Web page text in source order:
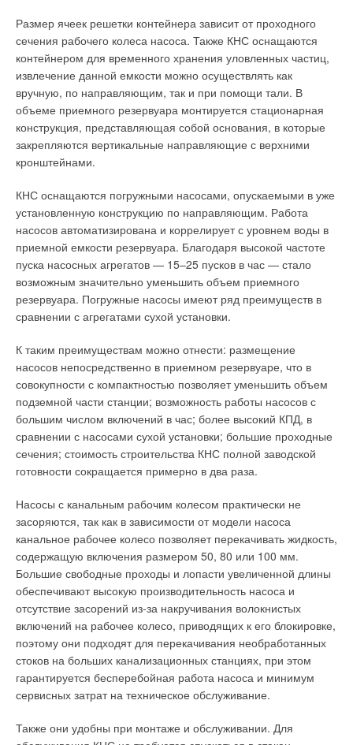
Размер ячеек решетки контейнера зависит от проходного
сечения рабочего колеса насоса. Также КНС оснащаются
контейнером для временного хранения уловленных частиц,
извлечение данной емкости можно осуществлять как
вручную, по направляющим, так и при помощи тали. В
объеме приемного резервуара монтируется стационарная
конструкция, представляющая собой основания, в которые
закрепляются вертикальные направляющие с верхними
кронштейнами.
КНС оснащаются погружными насосами, опускаемыми в уже
установленную конструкцию по направляющим. Работа
насосов автоматизирована и коррелирует с уровнем воды в
приемной емкости резервуара. Благодаря высокой частоте
пуска насосных агрегатов — 15–25 пусков в час — стало
возможным значительно уменьшить объем приемного
резервуара. Погружные насосы имеют ряд преимуществ в
сравнении с агрегатами сухой установки.
К таким преимуществам можно отнести: размещение
насосов непосредственно в приемном резервуаре, что в
совокупности с компактностью позволяет уменьшить объем
подземной части станции; возможность работы насосов с
большим числом включений в час; более высокий КПД, в
сравнении с насосами сухой установки; большие проходные
сечения; стоимость строительства КНС полной заводской
готовности сокращается примерно в два раза.
Насосы с канальным рабочим колесом практически не
засоряются, так как в зависимости от модели насоса
канальное рабочее колесо позволяет перекачивать жидкость,
содержащую включения размером 50, 80 или 100 мм.
Большие свободные проходы и лопасти увеличенной длины
обеспечивают высокую производительность насоса и
отсутствие засорений из-за накручивания волокнистых
включений на рабочее колесо, приводящих к его блокировке,
поэтому они подходят для перекачивания необработанных
стоков на больших канализационных станциях, при этом
гарантируется бесперебойная работа насоса и минимум
сервисных затрат на техническое обслуживание.
Также они удобны при монтаже и обслуживании. Для
трубопроводе зимой составляет около 125 °С, а летом — 80
°С. Температура в обратном трубопроводе — около 50 °С.
В общей сложности в системе ЦТ работает девять
подкачивающих насосных станций для обеспечения
необходимого перепада давлений у самых удаленных
потребителей, расположенных на расстоянии до 12 км от
АЭС «Безнау». Несмотря на высокую надежность атомной
станции, дополнительно обеспечивается защита
продуктов. Давление сетевого теплоносителя постоянно
поддерживается выше давления греющей среды (пара), то
есть сетевая вода в системе ЦТ имеет давление 1,6 МПа, в
то время как пар, отбираемый из турбин, имеет давление не
более 0,28 МПа.
Тепловые сети.Сегодня общая протяженность
магистральных и распределительных тепловых сетей около
350 мм. Магистральные теплопроводы составляют около 25
% общей протяженности (более 35 км). Все трубопроводы
тепловых сетей предизолированные пенополиуретаном
(ППУ) с системой оперативного дистанционного контроля
проложены бесканально (подземная прокладка), кроме
участков тепловых сетей, которые имеют воздушную
прокладку вдоль мостов при пересечении рек.
и гибкие трубы из нержавеющей стали в ППУ-изоляции (типа
«Касафлекс») одной из швейцарско-немецких фирм. Потери
тепловой энергии в магистральных тепловых сетях
составляют около 6 %, в распределительных сетях — от 6 до
12 %. Общие потери тепловой энергии при транспорте
теплоносителя составляют около 15 %.
Стоит отметить, что частные дома, в которых проживает одна
или две семьи, составляют основную часть всех
потребителей — около 75 %, что обуславливает такую
величину потерь тепловой энергии вследствие низкой
плотности тепловой нагрузки по отдельным территориям.
2500 м3. Нормативные утечки теплоносителя составляют от
износ тепловых сетей и оборудования из-за сокращения
разности температуры теплоносителя и наружного воздуха.
Так, расчетное тепловое удлинение труб с температурой
теплоносителя в 70 °C сократится на 43 %, что позволит
облегчить расчет и монтаж компенсаторов, а также
уменьшить их размеры.
При выработке теплоты для нужд теплоснабжения на ТЭЦ с
понижением температуры теплоносителя также увеличится
будет использовать пар с пониженными параметрами из
отборов турбин, а количество используемого отобранного
пара можно будет либо увеличить, либо эффективнее
использовать потенциал пара для выработки электрической
энергии.
Наряду со снижением тепловых потерь, износа
оборудования и повышения эффективности теплофикации,
стеклопакетов, могут сохранить комфортные условия в
помещениях. Чем ниже температура теплоносителя,
поступающего в отопительный прибор системы отопления,
тем больше становится площадь прибора.
По предварительным подсчетам, при понижении
температуры теплоносителя до 70 °C, площадь
отопительного прибора может увеличиться до двух раз [3],
теплоты внутри помещения и воспрепятствует
проникновению холодных потоков наружного воздуха за счет
инфильтрации. Также радиатор с пониженной температурой
теплоносителя, а значит и с более низкой температурой
поверхности, более удобен при эксплуатации.
Помимо вышеперечисленных достоинств данного
низкотемпературного теплоснабжения, необходимо указать
и их недостатки. Так, с уменьшением температуры
теплоносителя увеличивается его расход. Горячей воды для
теплоснабжения с температурой 70 °C потребуется
приблизительно в четыре раза больше, чем горячей воды с
диаметров труб системы теплоснабжения, затруднив их